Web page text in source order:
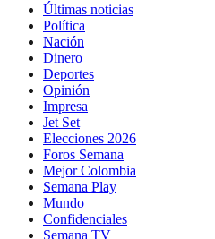
Últimas noticias
Política
Nación
Dinero
Deportes
Opinión
Impresa
Jet Set
Elecciones 2026
Foros Semana
Mejor Colombia
Semana Play
Mundo
Confidenciales
Semana TV